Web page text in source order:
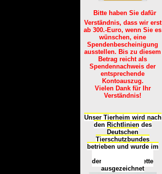
Bitte haben Sie dafür
Verständnis, dass wir erst
ab 300.-Euro, wenn Sie es
wünschen, eine
Spendenbescheinigung
ausstellen. Bis zu diesem
Betrag reicht als
Spendennachweis der
entsprechende
Kontoauszug.
Vielen Dank für Ihr
Verständnis!
Unser Tierheim wird nach
den Richtlinien des
Deutschen
Tierschutzbundes
betrieben und wurde im
der
Tierheimplakette
ausgezeichnet